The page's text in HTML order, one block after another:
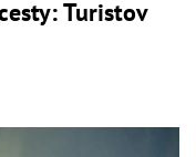
Turistov